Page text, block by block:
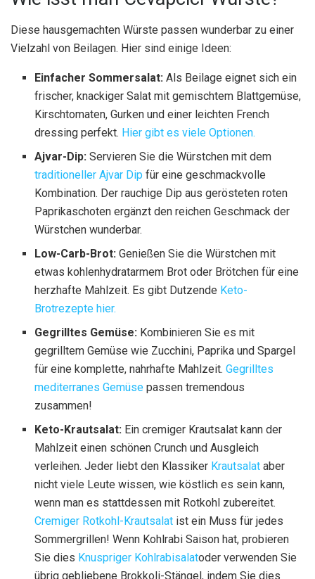
Diese hausgemachten Würste passen wunderbar zu einer
Vielzahl von Beilagen. Hier sind einige Ideen:
Einfacher Sommersalat: Als Beilage eignet sich ein
frischer, knackiger Salat mit gemischtem Blattgemüse,
Kirschtomaten, Gurken und einer leichten French
dressing perfekt. Hier gibt es viele Optionen.
Ajvar-Dip: Servieren Sie die Würstchen mit dem
traditioneller Ajvar Dip für eine geschmackvolle
Kombination. Der rauchige Dip aus gerösteten roten
Paprikaschoten ergänzt den reichen Geschmack der
Würstchen wunderbar.
Low-Carb-Brot: Genießen Sie die Würstchen mit
etwas kohlenhydratarmem Brot oder Brötchen für eine
herzhafte Mahlzeit. Es gibt Dutzende Keto-
Brotrezepte hier.
Gegrilltes Gemüse: Kombinieren Sie es mit
gegrilltem Gemüse wie Zucchini, Paprika und Spargel
für eine komplette, nahrhafte Mahlzeit.Gegrilltes
mediterranes Gemüse passen tremendous
zusammen!
Keto-Krautsalat: Ein cremiger Krautsalat kann der
Mahlzeit einen schönen Crunch und Ausgleich
verleihen. Jeder liebt den Klassiker Krautsalat aber
nicht viele Leute wissen, wie köstlich es sein kann,
wenn man es stattdessen mit Rotkohl zubereitet.
Cremiger Rotkohl-Krautsalat ist ein Muss für jedes
Sommergrillen! Wenn Kohlrabi Saison hat, probieren
Sie dies Knuspriger Kohlrabisalatoder verwenden Sie
übrig gebliebene Brokkoli-Stängel, indem Sie dies